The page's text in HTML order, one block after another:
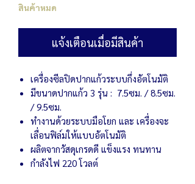
สินค้าหมด
แจ้งเตือนเมื่อมีสินค้า
เครื่องซีลปิดปากแก้วระบบกึ่งอัตโนมัติ
มีขนาดปากแก้ว 3 รุ่น : 7.5ซม. / 8.5ซม.
/ 9.5ซม.
ทำงานด้วยระบบมือโยก และ เครื่องจะ
เลื่อนฟิล์มให้แบบอัตโนมัติ
ผลิตจากวัสดุเกรดดี แข็งแรง ทนทาน
กำลังไฟ 220 โวลต์